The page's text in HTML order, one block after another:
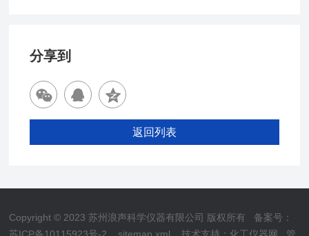
分享到
返回列表
Copyright © 2023 苏州浪声科学仪器有限公司 版权所有 备案号：
苏ICP备10115923号-2
sitemap.xml 技术支持：化工仪器网 管